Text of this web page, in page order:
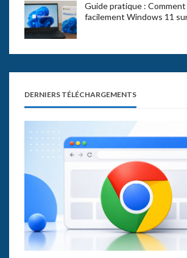
Guide pratique :
facilement Windows 11
DERNIERS TÉLÉCHARGEMENTS